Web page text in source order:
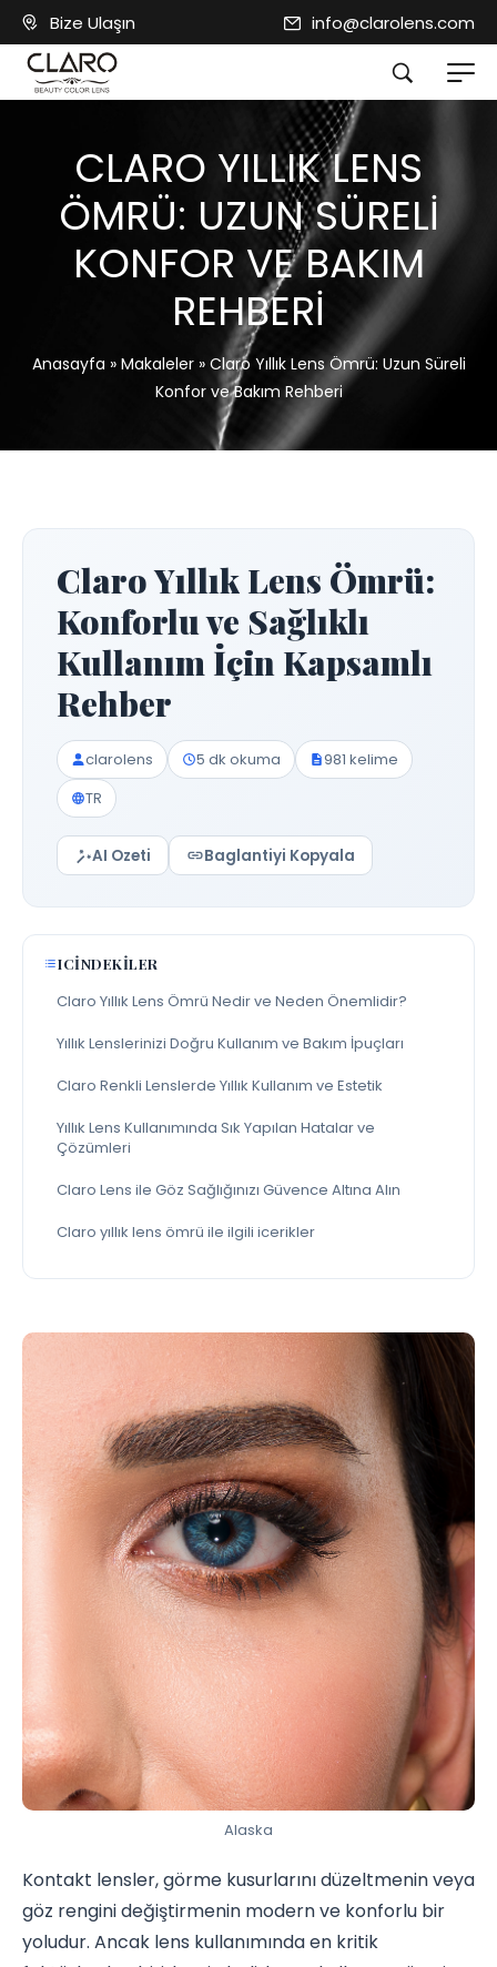
Bize Ulaşın info@clarolens.com
CLARO YILLIK LENS
ÖMRÜ: UZUN SÜRELI
KONFOR VE BAKIM
REHBERI
Anasayfa » Makaleler» Claro Yıllık Lens Ömrü: Uzun Süreli
Konfor ve Bakım Rehberi
Claro Yıllık Lens Ömrü:
Konforlu ve Sağlıklı
Kullanım İçin Kapsamlı
Rehber
clarolens 5 dk okuma
981 kelime
TR
AI Ozeti Baglantiyi Kopyala
ICINDEKILER
Claro Yıllık Lens Ömrü Nedir ve Neden Önemlidir?
Yıllık Lenslerinizi Doğru Kullanım ve Bakım İpuçları
Claro Renkli Lenslerde Yıllık Kullanım ve Estetik
Yıllık Lens Kullanımında Sık Yapılan Hatalar ve
Çözümleri
Claro Lens ile Göz Sağlığınızı Güvence Altına Alın
Claro yıllık lens ömrü ile ilgili icerikler
Alaska
Kontakt lensler, görme kusurlarını düzeltmenin veya
göz rengini değiştirmenin modern ve konforlu bir
yoludur. Ancak lens kullanımında en kritik